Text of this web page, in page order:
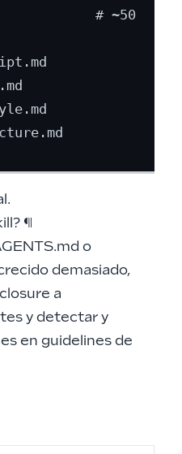
# ~50
¶
o
demasiado,
a
y detectar y
en guidelines de